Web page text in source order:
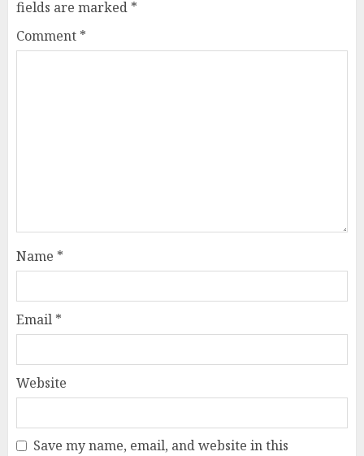
fields are marked *
Comment *
Name *
Email *
Website
Save my name, email, and website in this